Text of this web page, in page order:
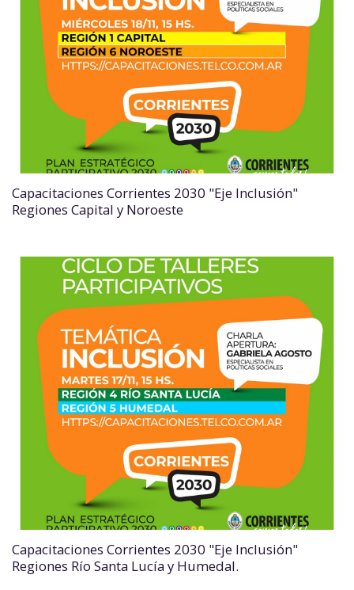
Capacitaciones Corrientes 2030 "Eje Inclusión"
Regiones Capital y Noroeste
Capacitaciones Corrientes 2030 "Eje Inclusión"
Regiones Río Santa Lucía y Humedal.